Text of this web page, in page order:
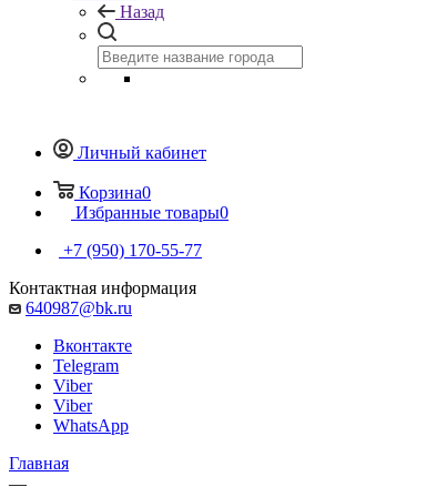
Назад
Личный кабинет
Корзина0
Избранные товары0
+7 (950) 170-55-77
Контактная информация
640987@bk.ru
Вконтакте
Telegram
Viber
Viber
WhatsApp
Главная
—